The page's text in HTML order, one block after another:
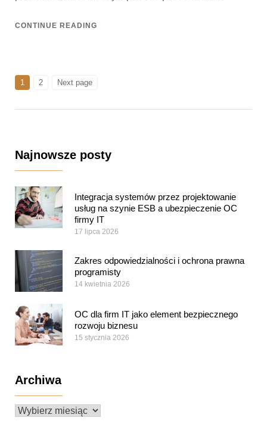
CONTINUE READING
Stronicowanie
wpisów
PAGE
1 PAGE
2 Next page
Najnowsze posty
Integracja systemów przez projektowanie
usług na szynie ESB a ubezpieczenie OC
firmy IT
17 lipca 2026
Zakres odpowiedzialności i ochrona prawna
programisty
14 kwietnia 2026
OC dla firm IT jako element bezpiecznego
rozwoju biznesu
15 stycznia 2026
Archiwa
Archiwa